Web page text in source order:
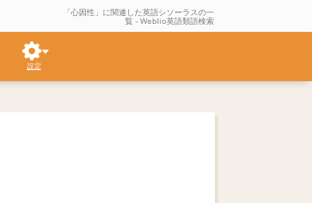
「心因性」に関連した英語シソーラスの一
覧 - Weblio英語類語検索
設定